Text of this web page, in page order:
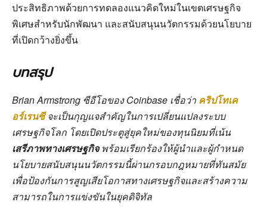
ประสิทธิภาพด้วยการทดลองแนวคิดใหม่ในเขตเศรษฐกิจ
พิเศษสำหรับนักพัฒนา และสนับสนุนนวัตกรรมด้วยนโยบาย
ที่เปิดกว้างยิ่งขึ้น
บทสรุป
Brian Armstrong ซีอีโอของ Coinbase เชื่อว่า คริปโทเค
อร์เรนซีจะเป็นกุญแจสำคัญในการเปลี่ยนแปลงระบบ
เศรษฐกิจโลก โดยเปิดประตูสู่ยุคใหม่ของทุนนิยมที่เน้น
เสรีภาพทางเศรษฐกิจพร้อมเรียกร้องให้ผู้นำและผู้กำหนด
นโยบายสนับสนุนนวัตกรรมนี้ผ่านกรอบกฎหมายที่ทันสมัย
เพื่อป้องกันการสูญเสียโอกาสทางเศรษฐกิจและสร้างความ
สามารถในการแข่งขันในยุคดิจิทัล